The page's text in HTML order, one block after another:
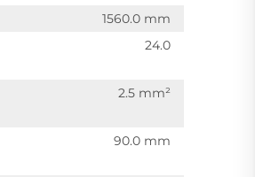
1560.0 mm
24.0
2.5 mm²
90.0 mm